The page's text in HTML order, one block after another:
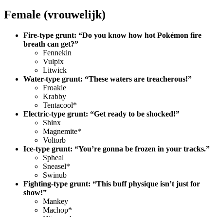
Female (vrouwelijk)
Fire-type grunt: “Do you know how hot Pokémon fire
breath can get?”
Fennekin
Vulpix
Litwick
Water-type grunt: “These waters are treacherous!”
Froakie
Krabby
Tentacool*
Electric-type grunt: “Get ready to be shocked!”
Shinx
Magnemite*
Voltorb
Ice-type grunt: “You’re gonna be frozen in your tracks.”
Spheal
Sneasel*
Swinub
Fighting-type grunt: “This buff physique isn’t just for
show!”
Mankey
Machop*